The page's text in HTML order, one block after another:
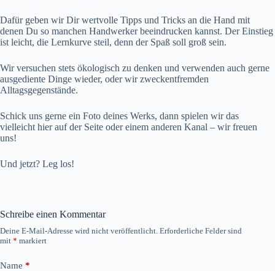
Dafür geben wir Dir wertvolle Tipps und Tricks an die Hand mit
denen Du so manchen Handwerker beeindrucken kannst. Der Einstieg
ist leicht, die Lernkurve steil, denn der Spaß soll groß sein.
Wir versuchen stets ökologisch zu denken und verwenden auch gerne
ausgediente Dinge wieder, oder wir zweckentfremden
Alltagsgegenstände.
Schick uns gerne ein Foto deines Werks, dann spielen wir das
vielleicht hier auf der Seite oder einem anderen Kanal – wir freuen
uns!
Und jetzt? Leg los!
Schreibe einen Kommentar
Deine E-Mail-Adresse wird nicht veröffentlicht. Erforderliche Felder sind
mit * markiert
Name *